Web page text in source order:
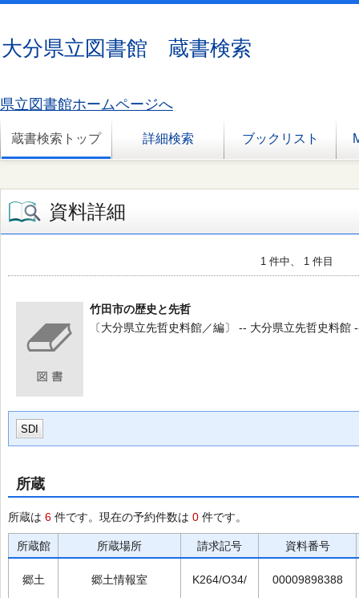
大分県立図書館 蔵書検索
県立図書館ホームページへ
蔵書検索トップ 詳細検索 ブックリスト
資料詳細
1 件中、 1 件目
竹田市の歴史と先哲
〔大分県立先哲史料館／編〕 -- 大分県立先哲史料館
SDI
所蔵
所蔵は 6 件です。現在の予約件数は 0 件です。
所蔵館 所蔵場所 請求記号 資料番号
郷土 郷土情報室 K264/O34/ 00009898388